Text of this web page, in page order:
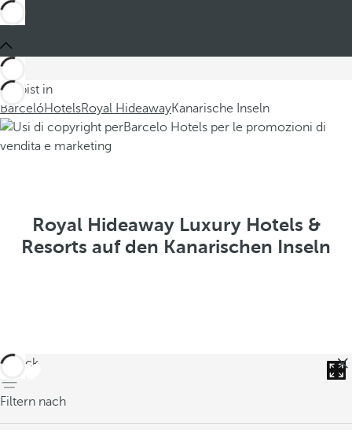
Du bist in
BarcelóHotelsRoyal HideawayKanarische Inseln
Royal Hideaway Luxury Hotels &
Resorts auf den Kanarischen Inseln
zurück
Filtern nach